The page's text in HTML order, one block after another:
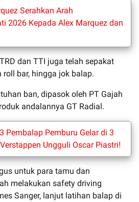
Serahkan Arah
2026 Kepada Alex Marquez dan
dan TTI juga telah sepakat
bar, hingga jok balap.
ban, dipasok oleh PT Gajah
andalannya GT Radial.
Pembalap Pemburu Gelar di 3
Ungguli Oscar Piastri!
untuk para tamu dan
melakukan safety driving
Sanger, lanjut latihan balap di